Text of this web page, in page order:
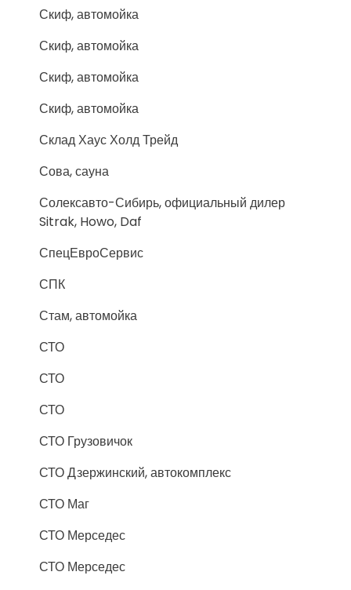
Скиф, автомойка
Скиф, автомойка
Скиф, автомойка
Скиф, автомойка
Склад Хаус Холд Трейд
Сова, сауна
Солексавто-Сибирь, официальный дилер
Sitrak, Howo, Daf
СпецЕвроСервис
СПК
Стам, автомойка
СТО
СТО
СТО
СТО Грузовичок
СТО Дзержинский, автокомплекс
СТО Маг
СТО Мерседес
СТО Мерседес